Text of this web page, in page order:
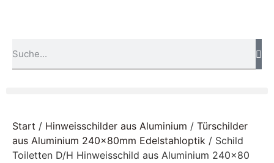
Start / Hinweisschilder aus Aluminium / Türschilder
aus Aluminium 240x80mm Edelstahloptik / Schild
Toiletten D/H Hinweisschild aus Aluminium 240×80